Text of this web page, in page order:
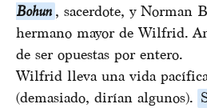
Bohun , sacerdote, y Norman
hermano mayor de Wilfrid.
de ser opuestas por entero.
Wilfrid lleva una vida
(demasiado, dirían algunos).